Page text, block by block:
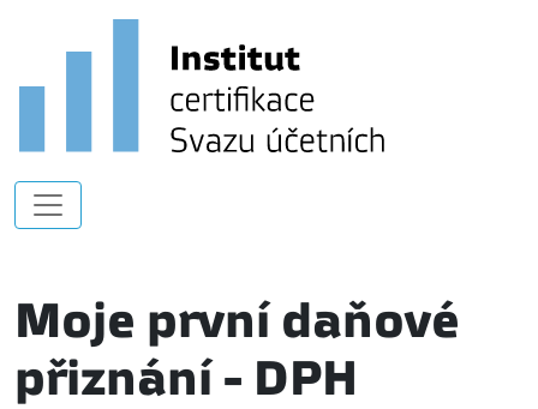
Moje první daňové
přiznání - DPH